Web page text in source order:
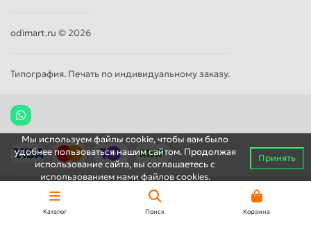
odimart.ru © 2026
Типография. Печать по индивидуальному заказу.
Мы используем файлы cookie, чтобы вам было
удобнее пользоваться нашим сайтом. Продолжая
использование сайта, вы соглашаетесь c
использованием нами файлов cookies.
Принять
Каталог Поиск Корзина